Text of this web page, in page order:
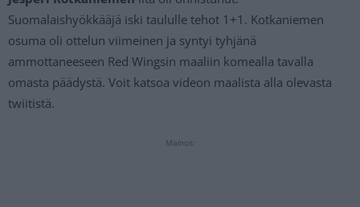
Suomalaishyökkääjä iski taululle tehot 1+1. Kotkaniemen
osuma oli ottelun viimeinen ja syntyi tyhjänä
ammottaneeseen Red Wingsin maaliin komealla tavalla
omasta päädystä. Voit katsoa videon maalista alla olevasta
twiitistä.
Mainos: